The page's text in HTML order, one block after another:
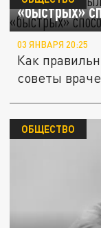
«быстрых»
03 ЯНВАРЯ 20:25
Как
советы
ОБЩЕСТВО